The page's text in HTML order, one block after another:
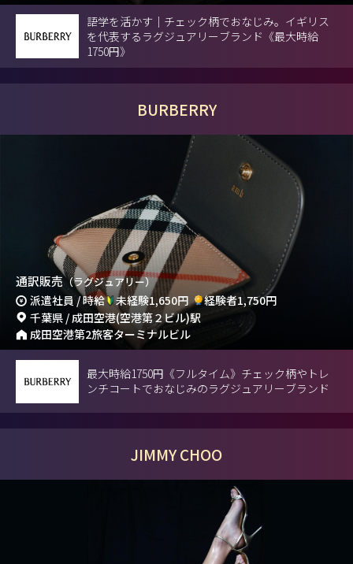
語学を活かす｜チェック柄でおなじみ。イギリス
を代表するラグジュアリーブランド《最大時給
1750円》
BURBERRY
通訳販売（ラグジュアリー）
派遣社員 / 時給 未経験1,650円
経験者1,750円
千葉県 / 成田空港(空港第２ビル)駅
成田空港第2旅客ターミナルビル
最大時給1750円《フルタイム》チェック柄やトレ
ンチコートでおなじみのラグジュアリーブランド
JIMMY CHOO